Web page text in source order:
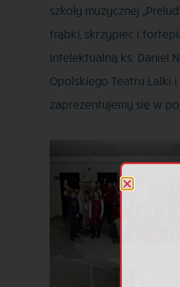
szkoły muzycznej
trąbki, skrzypiec i
Intelektualną ks. Daniel
Opolskiego Teatru Lalki
zaprezentujemy się w